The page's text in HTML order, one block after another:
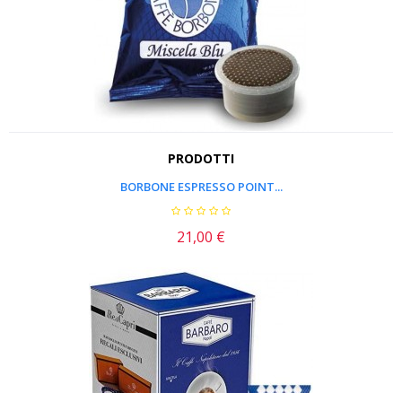
PRODOTTI
BORBONE ESPRESSO POINT...
Prezzo
21,00 €